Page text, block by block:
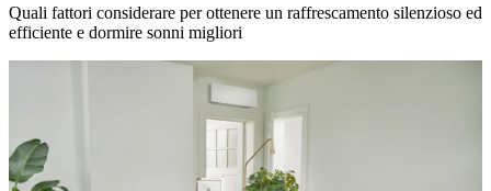
Quali fattori considerare per ottenere un raffrescamento silenzioso ed
efficiente e dormire sonni migliori